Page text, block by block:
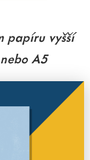
papíru vyšší
A5